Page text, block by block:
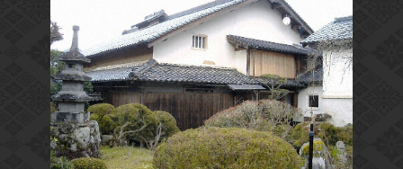
作品一覧
カテゴリで見る
世界遺産と無形文化遺産
媒体資料・関連記事等
博物館、美術館の皆さまへ
文化庁よりご挨拶
今月のみどころ